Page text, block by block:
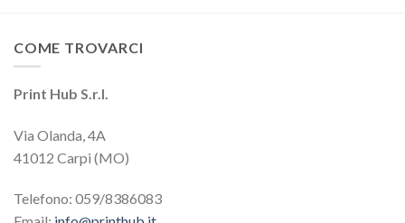
COME TROVARCI
Print Hub S.r.l.
Via Olanda, 4A
41012 Carpi (MO)
Telefono: 059/8386083